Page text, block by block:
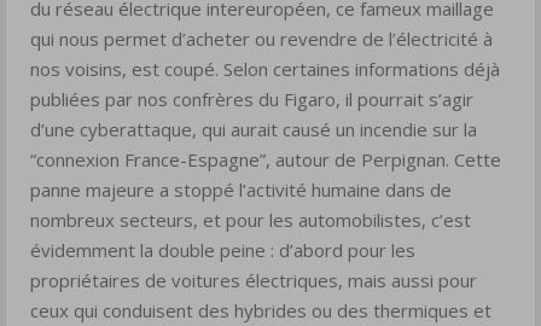
aussi
!lire
la
ici
La
panne
d’électricité
géante
qui
du réseau électrique intereuropéen, ce fameux maillage
qui nous permet d’acheter ou revendre de l’électricité à
nos voisins, est coupé. Selon certaines informations déjà
publiées par nos confrères du Figaro, il pourrait s’agir
d’une cyberattaque, qui aurait causé un incendie sur la
“connexion France-Espagne”, autour de Perpignan. Cette
panne majeure a stoppé l’activité humaine dans de
nombreux secteurs, et pour les automobilistes, c’est
évidemment la double peine : d’abord pour les
propriétaires de voitures électriques, mais aussi pour
ceux qui conduisent des hybrides ou des thermiques et